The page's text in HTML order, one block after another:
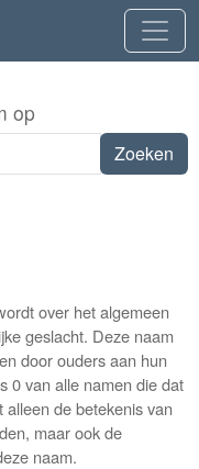
op
over het algemeen
geslacht. Deze naam
door ouders aan hun
0 van alle namen die dat
de betekenis van
maar ook de
naam.